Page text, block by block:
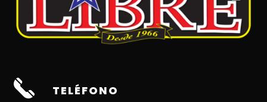
TELÉFONO